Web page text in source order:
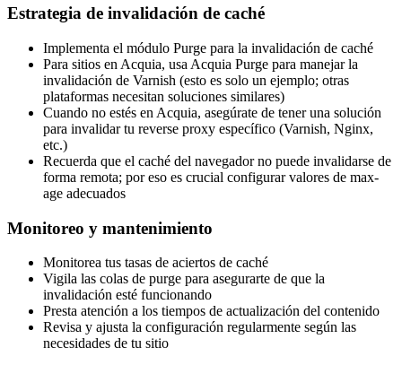
Estrategia de invalidación de caché
Implementa el módulo Purge para la invalidación de caché
Para sitios en Acquia, usa Acquia Purge para manejar la
invalidación de Varnish (esto es solo un ejemplo; otras
plataformas necesitan soluciones similares)
Cuando no estés en Acquia, asegúrate de tener una solución
para invalidar tu reverse proxy específico (Varnish, Nginx,
etc.)
Recuerda que el caché del navegador no puede invalidarse de
forma remota; por eso es crucial configurar valores de max-
age adecuados
Monitoreo y mantenimiento
Monitorea tus tasas de aciertos de caché
Vigila las colas de purge para asegurarte de que la
invalidación esté funcionando
Presta atención a los tiempos de actualización del contenido
Revisa y ajusta la configuración regularmente según las
necesidades de tu sitio